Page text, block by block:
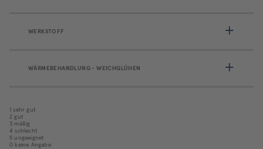
WERKSTOFF
WÄRMEBEHANDLUNG - WEICHGLÜHEN
1 sehr gut
2 gut
3 mäßig
4 schlecht
5 ungeeignet
0 keine Angabe